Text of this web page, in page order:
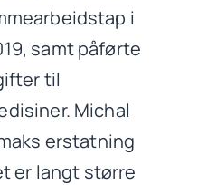
i
samt påførte
til
Michal
erstatning
er langt større